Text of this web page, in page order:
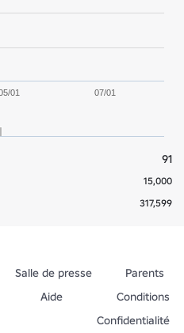
01 07/01
91
15,000
317,599
Salle de presse
Parents
Aide
Conditions
Confidentialité